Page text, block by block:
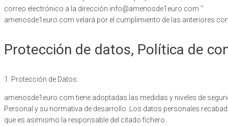
correo electrónico a la dirección info@amenosde1euro.com “
amenosde1euro.com velará por el cumplimiento de las anteriores
Protección de datos, Política de
1. Protección de Datos.
amenosde1euro.com tiene adoptadas las medidas y niveles de
Personal y su normativa de desarrollo. Los datos personales
que es asimismo la responsable del citado fichero.